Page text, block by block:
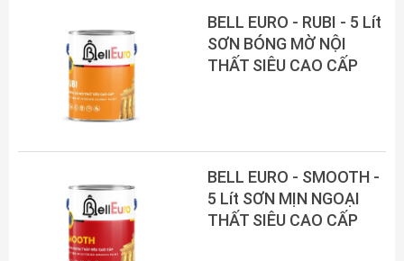
BELL EURO - RUBI - 5 Lít
SƠN BÓNG MỜ NỘI
THẤT SIÊU CAO CẤP
BELL EURO - SMOOTH -
5 Lít SƠN MỊN NGOẠI
THẤT SIÊU CAO CẤP